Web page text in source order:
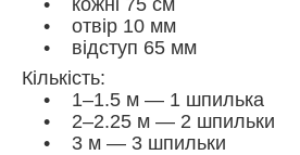
• кожні 75 см
• отвір 10 мм
• відступ 65 мм
Кількість:
• 1–1.5 м — 1 шпилька
• 2–2.25 м — 2 шпильки
• 3 м — 3 шпильки